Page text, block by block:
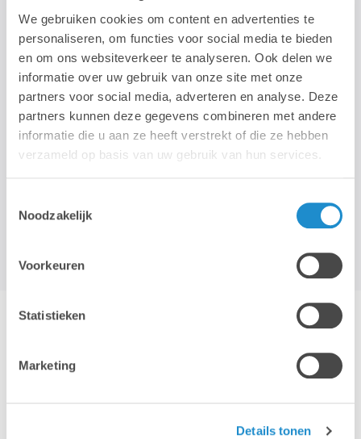
We gebruiken cookies om content en advertenties te
personaliseren, om functies voor social media te bieden
en om ons websiteverkeer te analyseren. Ook delen we
informatie over uw gebruik van onze site met onze
partners voor social media, adverteren en analyse. Deze
partners kunnen deze gegevens combineren met andere
informatie die u aan ze heeft verstrekt of die ze hebben
verzameld op basis van uw gebruik van hun services.
Noodzakelijk
Voorkeuren
Statistieken
Marketing
Details tonen
STAY TUNED!
>
Nous n'utilisons votre adresse électronique que pour vous envoyer
notre newsletter mensuelle. Nous ne transmettons pas cette
adresse à des tiers et la conserverons tant que vous ne vous